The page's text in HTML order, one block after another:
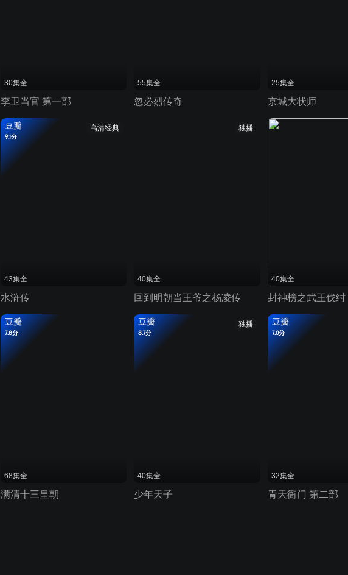
30集全
李卫当官 第一部
55集全
忽必烈传奇
25集全
京城大状师
高清经典
豆瓣
9.1分
43集全
水浒传
独播
40集全
回到明朝当王爷之杨凌传
40集全
封神榜之武王伐纣
豆瓣
7.8分
68集全
满清十三皇朝
独播
豆瓣
8.7分
40集全
少年天子
豆瓣
7.0分
32集全
青天衙门 第二部